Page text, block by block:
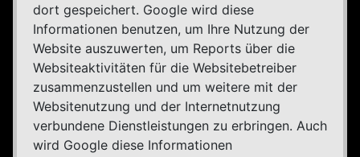
dort gespeichert. Google wird diese
Informationen benutzen, um Ihre Nutzung der
Website auszuwerten, um Reports über die
Websiteaktivitäten für die Websitebetreiber
zusammenzustellen und um weitere mit der
Websitenutzung und der Internetnutzung
verbundene Dienstleistungen zu erbringen. Auch
wird Google diese Informationen